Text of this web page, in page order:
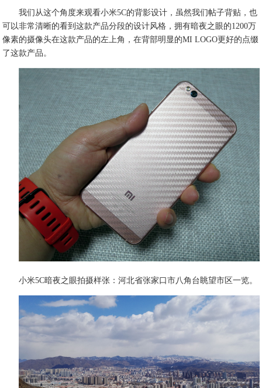
我们从这个角度来观看小米5C的背影设计，虽然我们帖子背贴，也
可以非常清晰的看到这款产品分段的设计风格，拥有暗夜之眼的1200万
像素的摄像头在这款产品的左上角，在背部明显的MI LOGO更好的点缀
了这款产品。
小米5C暗夜之眼拍摄样张：河北省张家口市八角台眺望市区一览。